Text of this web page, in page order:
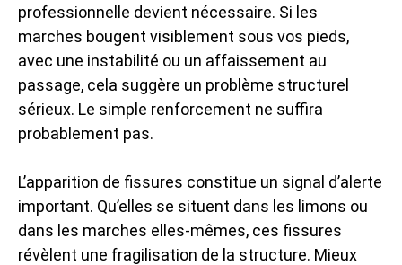
professionnelle devient nécessaire. Si les
marches bougent visiblement sous vos pieds,
avec une instabilité ou un affaissement au
passage, cela suggère un problème structurel
sérieux. Le simple renforcement ne suffira
probablement pas.
L’apparition de fissures constitue un signal d’alerte
important. Qu’elles se situent dans les limons ou
dans les marches elles-mêmes, ces fissures
révèlent une fragilisation de la structure. Mieux